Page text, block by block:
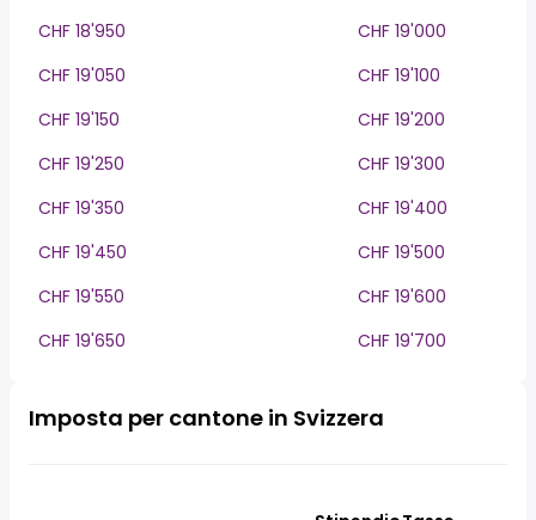
CHF 18'950
CHF 19'000
CHF 19'050
CHF 19'100
CHF 19'150
CHF 19'200
CHF 19'250
CHF 19'300
CHF 19'350
CHF 19'400
CHF 19'450
CHF 19'500
CHF 19'550
CHF 19'600
CHF 19'650
CHF 19'700
Imposta per cantone in Svizzera